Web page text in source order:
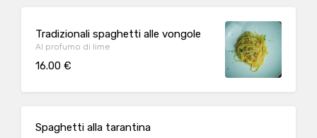
Tradizionali spaghetti alle vongole
Al profumo di lime
16.00 €
Spaghetti alla tarantina